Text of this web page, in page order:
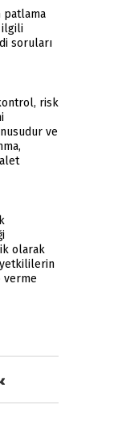
patlama
ilgili
soruları
risk
ve
olarak
verme